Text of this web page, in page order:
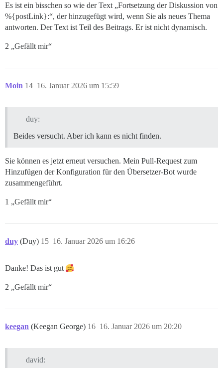
Es ist ein bisschen so wie der Text „Fortsetzung der Diskussion von
%{postLink}:“, der hinzugefügt wird, wenn Sie als neues Thema
antworten. Der Text ist Teil des Beitrags. Er ist nicht dynamisch.
2 „Gefällt mir“
Moin 16. Januar 2026 um 15:59
14
duy:
Beides versucht. Aber ich kann es nicht finden.
Sie können es jetzt erneut versuchen. Mein Pull-Request zum
Hinzufügen der Konfiguration für den Übersetzer-Bot wurde
zusammengeführt.
1 „Gefällt mir“
duy (Duy) 16. Januar 2026 um 16:26
15
Danke! Das ist gut
2 „Gefällt mir“
keegan (Keegan George) 16. Januar 2026 um 20:20
16
david: